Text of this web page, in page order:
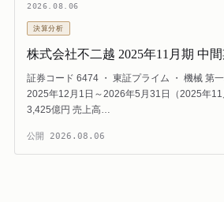
2026.08.06
決算分析
株式会社不二越 2025年11月期 中
証券コード 6474 ・ 東証プライム ・ 機械 第
2025年12月1日～2026年5月31日（2025年
3,425億円 売上高…
公開 2026.08.06